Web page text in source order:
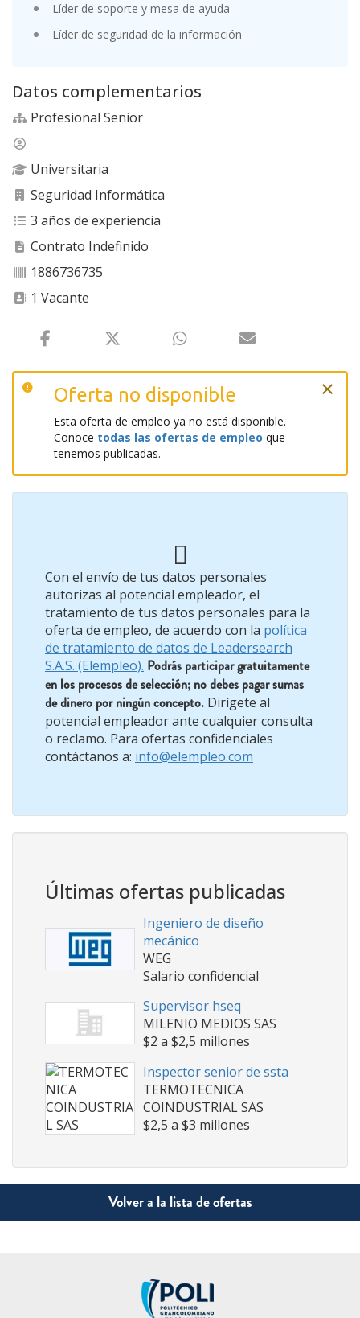
Líder de soporte y mesa de ayuda
Líder de seguridad de la información
Datos complementarios
Profesional Senior
Universitaria
Seguridad Informática
3 años de experiencia
Contrato Indefinido
1886736735
1 Vacante
Oferta no disponible
Esta oferta de empleo ya no está disponible.
Conoce todas las ofertas de empleo que
tenemos publicadas.
×
Con el envío de tus datos personales
autorizas al potencial empleador, el
tratamiento de tus datos personales para la
oferta de empleo, de acuerdo con la política
de tratamiento de datos de Leadersearch
S.A.S. (Elempleo). Podrás participar gratuitamente
en los procesos de selección; no debes pagar sumas
de dinero por ningún concepto. Dirígete al
potencial empleador ante cualquier consulta
o reclamo. Para ofertas confidenciales
contáctanos a: info@elempleo.com
Últimas ofertas publicadas
Ingeniero de diseño
mecánico
WEG
Salario confidencial
Supervisor hseq
MILENIO MEDIOS SAS
$2 a $2,5 millones
Inspector senior de ssta
TERMOTECNICA
COINDUSTRIAL SAS
$2,5 a $3 millones
Volver a la lista de ofertas